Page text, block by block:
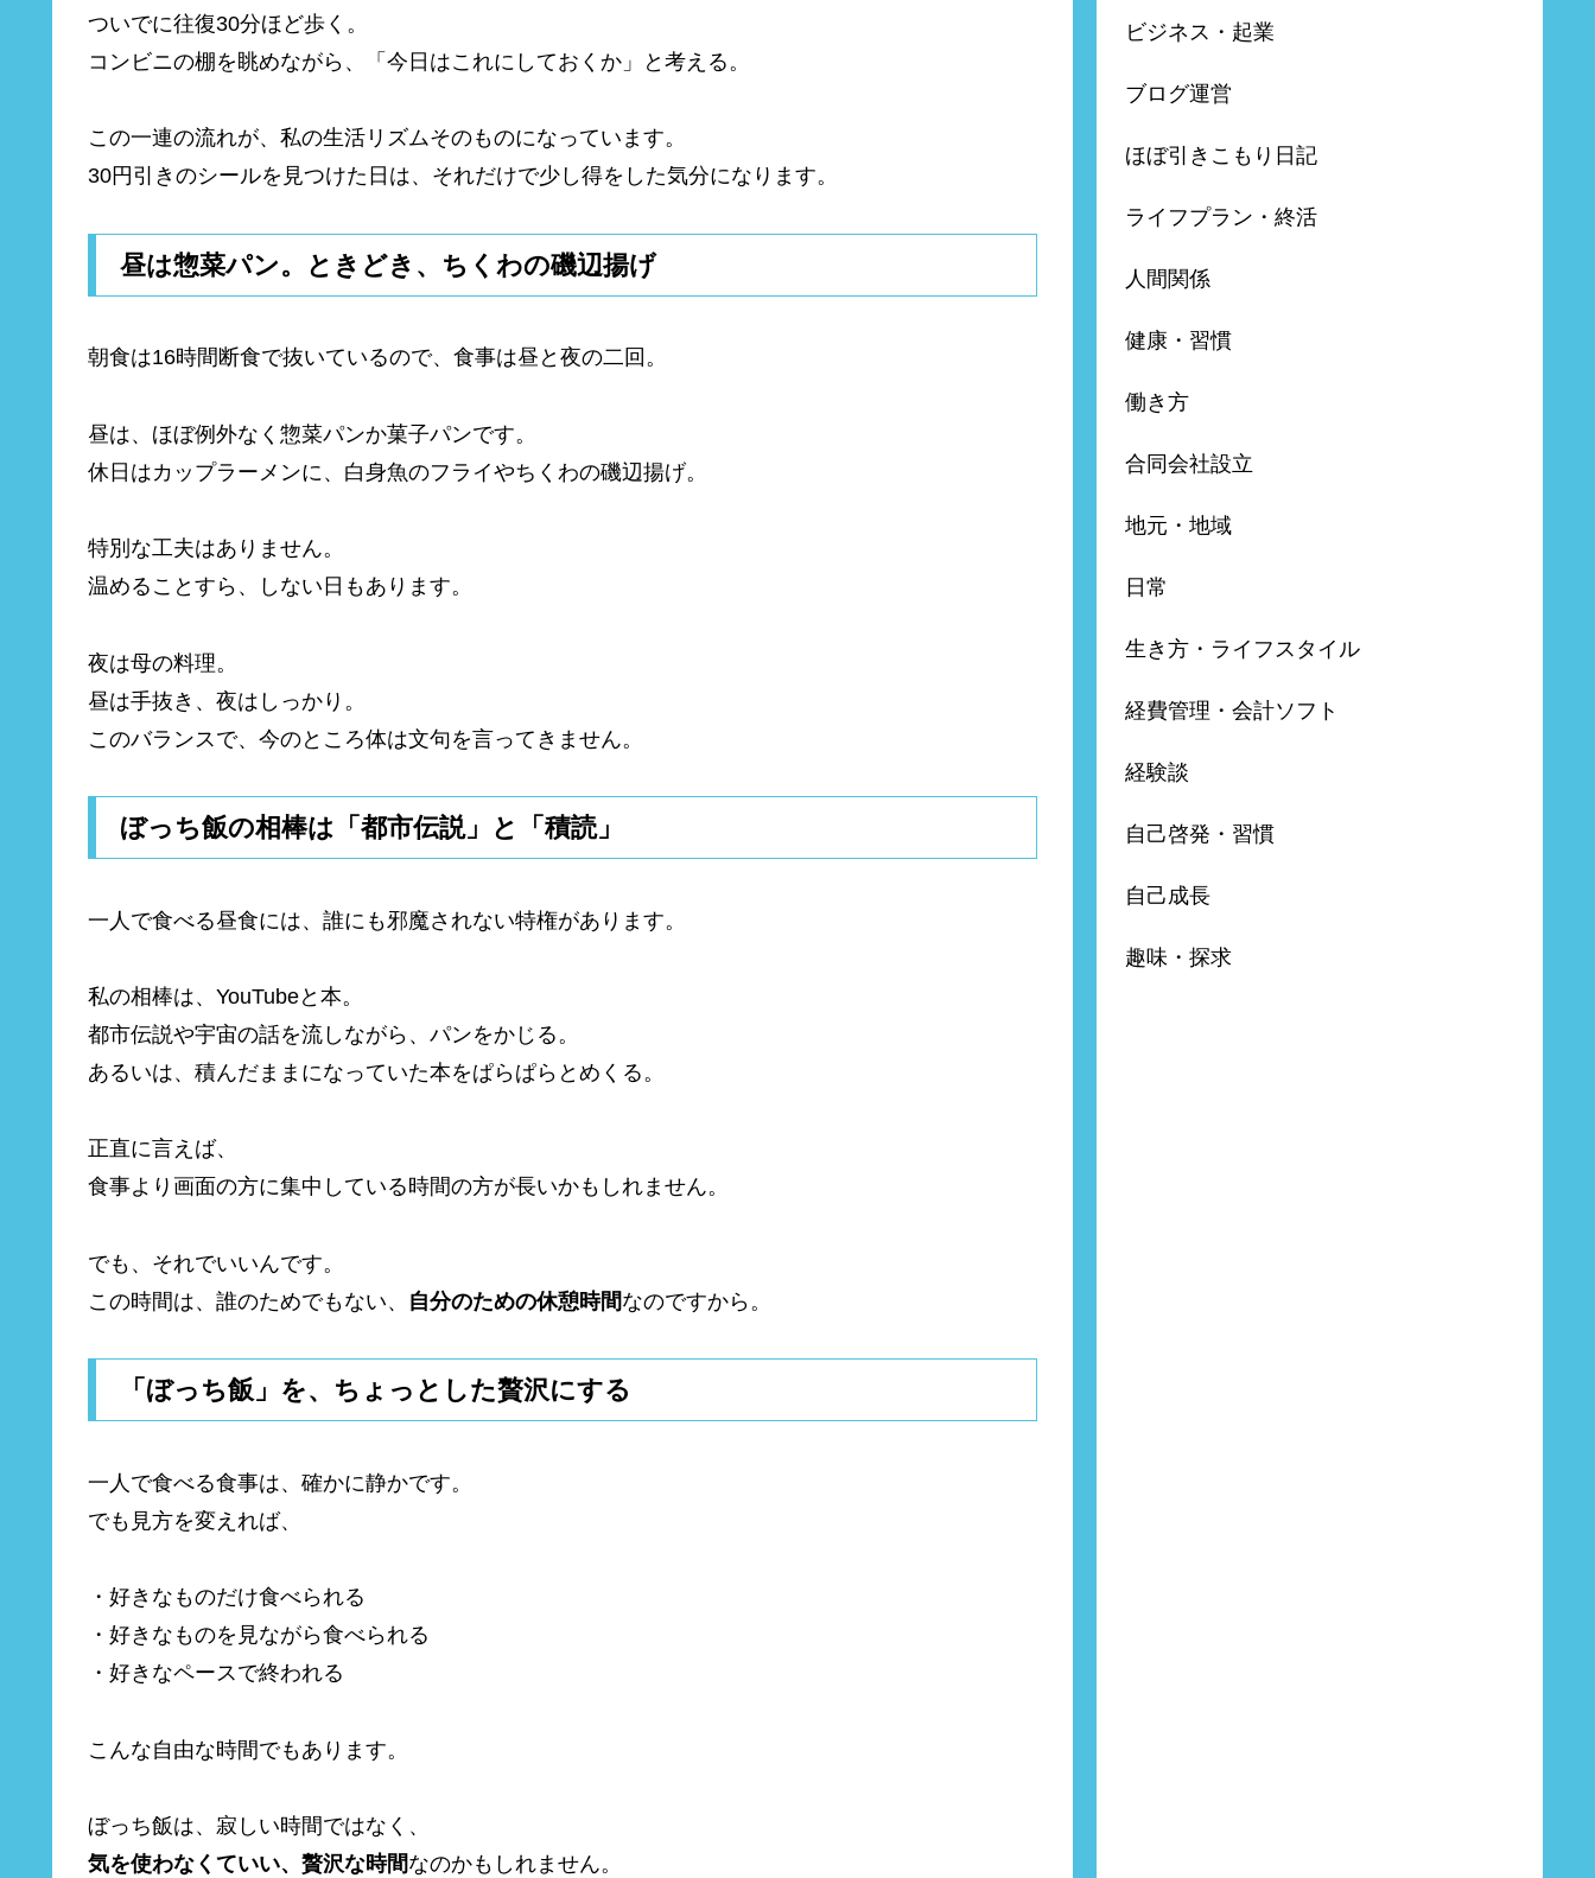
ついでに往復30分ほど歩く。
コンビニの棚を眺めながら、「今日はこれにしておくか」と考える。
この一連の流れが、私の生活リズムそのものになっています。
30円引きのシールを見つけた日は、それだけで少し得をした気分になります。
昼は惣菜パン。ときどき、ちくわの磯辺揚げ
朝食は16時間断食で抜いているので、食事は昼と夜の二回。
昼は、ほぼ例外なく惣菜パンか菓子パンです。
休日はカップラーメンに、白身魚のフライやちくわの磯辺揚げ。
特別な工夫はありません。
温めることすら、しない日もあります。
夜は母の料理。
昼は手抜き、夜はしっかり。
このバランスで、今のところ体は文句を言ってきません。
ぼっち飯の相棒は「都市伝説」と「積読」
一人で食べる昼食には、誰にも邪魔されない特権があります。
私の相棒は、YouTubeと本。
都市伝説や宇宙の話を流しながら、パンをかじる。
あるいは、積んだままになっていた本をぱらぱらとめくる。
正直に言えば、
食事より画面の方に集中している時間の方が長いかもしれません。
でも、それでいいんです。
この時間は、誰のためでもない、 自分のための休憩時間なのですから。
「ぼっち飯」を、ちょっとした贅沢にする
一人で食べる食事は、確かに静かです。
でも見方を変えれば、
・好きなものだけ食べられる
・好きなものを見ながら食べられる
・好きなペースで終われる
こんな自由な時間でもあります。
ぼっち飯は、寂しい時間ではなく、
気を使わなくていい、贅沢な時間なのかもしれません。
ビジネス・起業
ブログ運営
ほぼ引きこもり日記
ライフプラン・終活
人間関係
健康・習慣
働き方
合同会社設立
地元・地域
日常
生き方・ライフスタイル
経費管理・会計ソフト
経験談
自己啓発・習慣
自己成長
趣味・探求